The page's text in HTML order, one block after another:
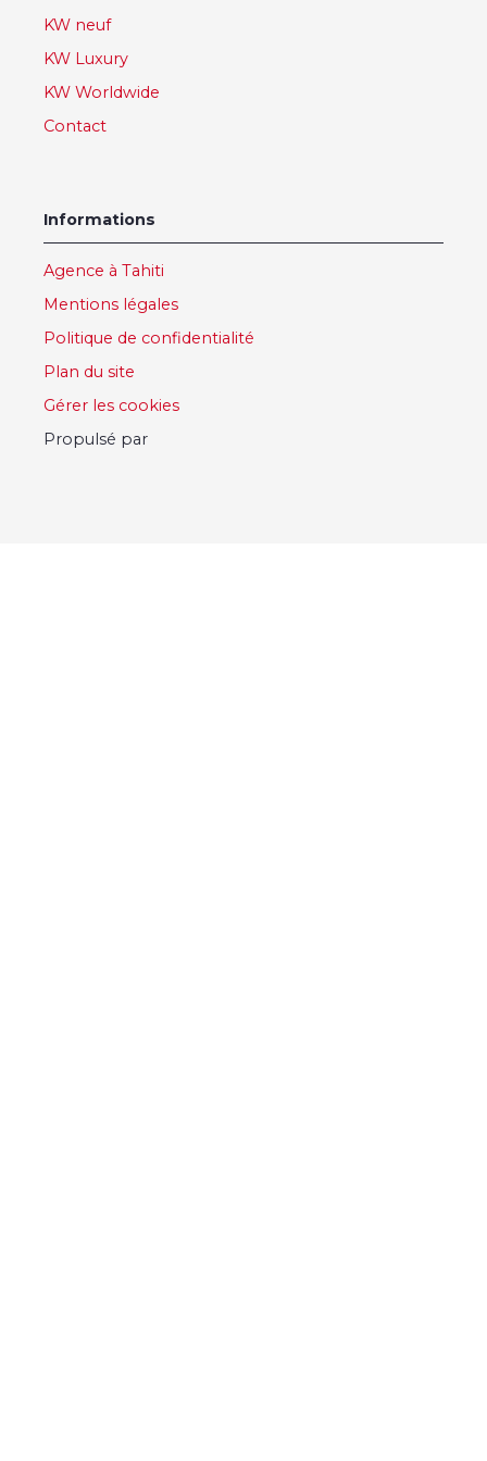
KW neuf
KW Luxury
KW Worldwide
Contact
Informations
Agence à Tahiti
Mentions légales
Politique de confidentialité
Plan du site
Gérer les cookies
Propulsé par